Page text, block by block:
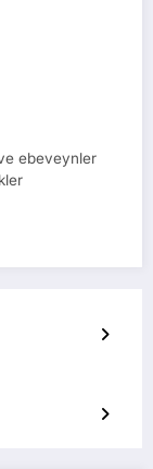
ebeveynler